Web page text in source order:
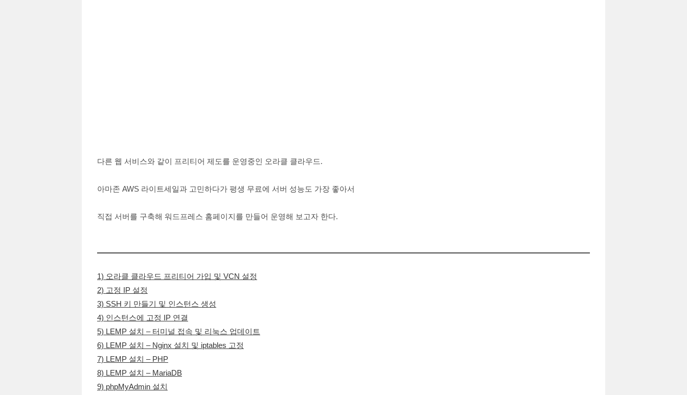
다른 웹 서비스와 같이 프리티어 제도를 운영중인 오라클 클라우드.
아마존 AWS 라이트세일과 고민하다가 평생 무료에 서버 성능도 가장 좋아서
직접 서버를 구축해 워드프레스 홈페이지를 만들어 운영해 보고자 한다.
1) 오라클 클라우드 프리티어 가입 및 VCN 설정
2) 고정 IP 설정
3) SSH 키 만들기 및 인스턴스 생성
4) 인스턴스에 고정 IP 연결
5) LEMP 설치 – 터미널 접속 및 리눅스 업데이트
6) LEMP 설치 – Nginx 설치 및 iptables 고정
7) LEMP 설치 – PHP
8) LEMP 설치 – MariaDB
9) phpMyAdmin 설치